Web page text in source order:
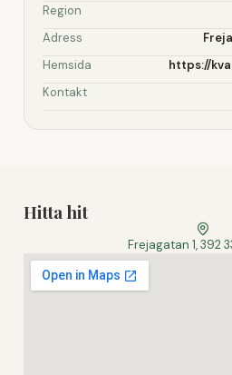
Region
Adress
Hemsida
https://
Kontakt
Hitta hit
Frejagatan 1, 392